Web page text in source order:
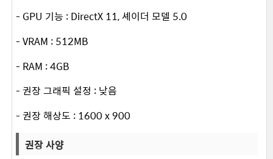
- GPU 기능 : DirectX 11, 셰이더 모델 5.0
- VRAM : 512MB
- RAM : 4GB
- 권장 그래픽 설정 : 낮음
- 권장 해상도 : 1600 x 900
권장 사양